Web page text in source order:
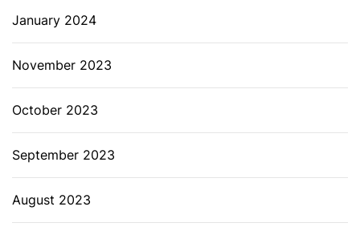
January 2024
November 2023
October 2023
September 2023
August 2023